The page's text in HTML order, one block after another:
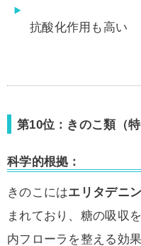
抗酸化作用も高い
第10位：きのこ類（
科学的根拠：
きのこにはエリタデニ
まれており、糖の吸収
内フローラを整える効